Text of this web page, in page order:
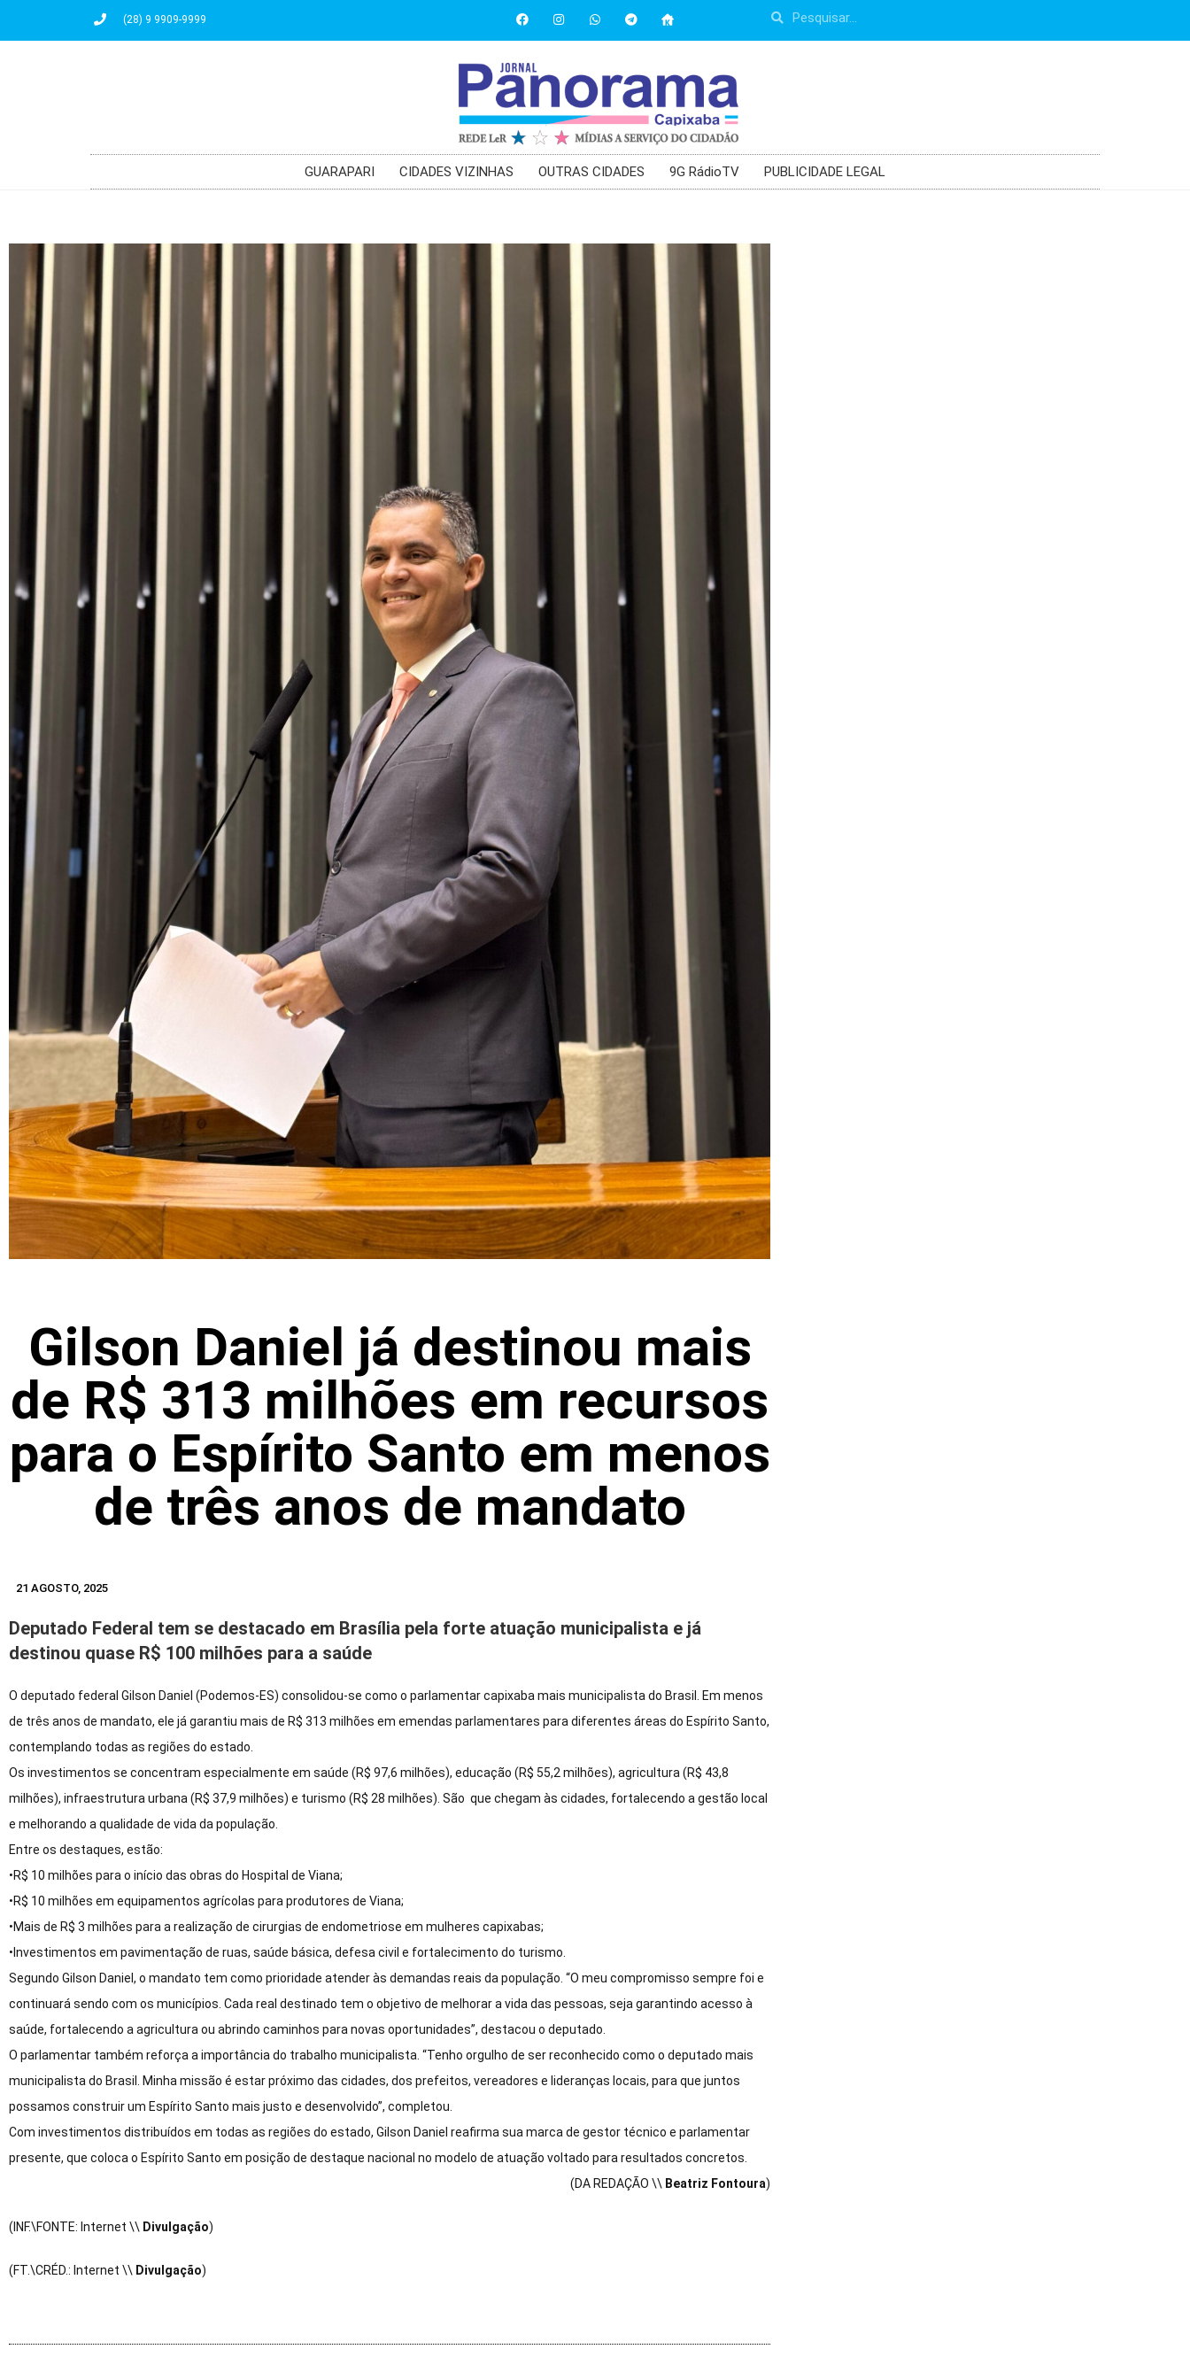
(28) 9 9909-9999
GUARAPARI CIDADES VIZINHAS OUTRAS CIDADES 9G RádioTV PUBLICIDADE LEGAL
Gilson Daniel já destinou mais
de R$ 313 milhões em recursos
para o Espírito Santo em menos
de três anos de mandato
21 AGOSTO, 2025
Deputado Federal tem se destacado em Brasília pela forte atuação municipalista e já
destinou quase R$ 100 milhões para a saúde
O deputado federal Gilson Daniel (Podemos-ES) consolidou-se como o parlamentar capixaba mais municipalista do Brasil. Em menos
de três anos de mandato, ele já garantiu mais de R$ 313 milhões em emendas parlamentares para diferentes áreas do Espírito Santo,
contemplando todas as regiões do estado.
Os investimentos se concentram especialmente em saúde (R$ 97,6 milhões), educação (R$ 55,2 milhões), agricultura (R$ 43,8
milhões), infraestrutura urbana (R$ 37,9 milhões) e turismo (R$ 28 milhões). São que chegam às cidades, fortalecendo a gestão local
e melhorando a qualidade de vida da população.
Entre os destaques, estão:
•R$ 10 milhões para o início das obras do Hospital de Viana;
•R$ 10 milhões em equipamentos agrícolas para produtores de Viana;
•Mais de R$ 3 milhões para a realização de cirurgias de endometriose em mulheres capixabas;
•Investimentos em pavimentação de ruas, saúde básica, defesa civil e fortalecimento do turismo.
Segundo Gilson Daniel, o mandato tem como prioridade atender às demandas reais da população. “O meu compromisso sempre foi e
continuará sendo com os municípios. Cada real destinado tem o objetivo de melhorar a vida das pessoas, seja garantindo acesso à
saúde, fortalecendo a agricultura ou abrindo caminhos para novas oportunidades”, destacou o deputado.
O parlamentar também reforça a importância do trabalho municipalista. “Tenho orgulho de ser reconhecido como o deputado mais
municipalista do Brasil. Minha missão é estar próximo das cidades, dos prefeitos, vereadores e lideranças locais, para que juntos
possamos construir um Espírito Santo mais justo e desenvolvido”, completou.
Com investimentos distribuídos em todas as regiões do estado, Gilson Daniel reafirma sua marca de gestor técnico e parlamentar
presente, que coloca o Espírito Santo em posição de destaque nacional no modelo de atuação voltado para resultados concretos.
(DA REDAÇÃO \\ Beatriz Fontoura)
(INF.\FONTE: Internet \\ Divulgação)
(FT.\CRÉD.: Internet \\ Divulgação)